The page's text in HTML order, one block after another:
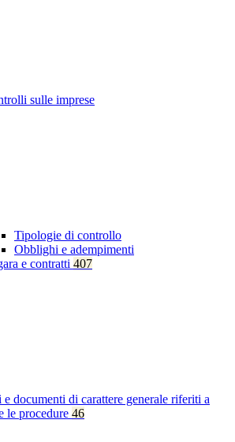
sulle imprese
Tipologie di controllo
Obblighi e adempimenti
e contratti 407
e documenti di carattere generale riferiti a
le procedure 46